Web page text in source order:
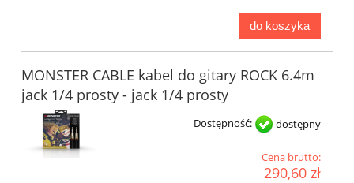
do koszyka
MONSTER CABLE kabel do gitary ROCK 6.4m
jack 1/4 prosty - jack 1/4 prosty
Dostępność: dostępny
Cena brutto:
290,60 zł